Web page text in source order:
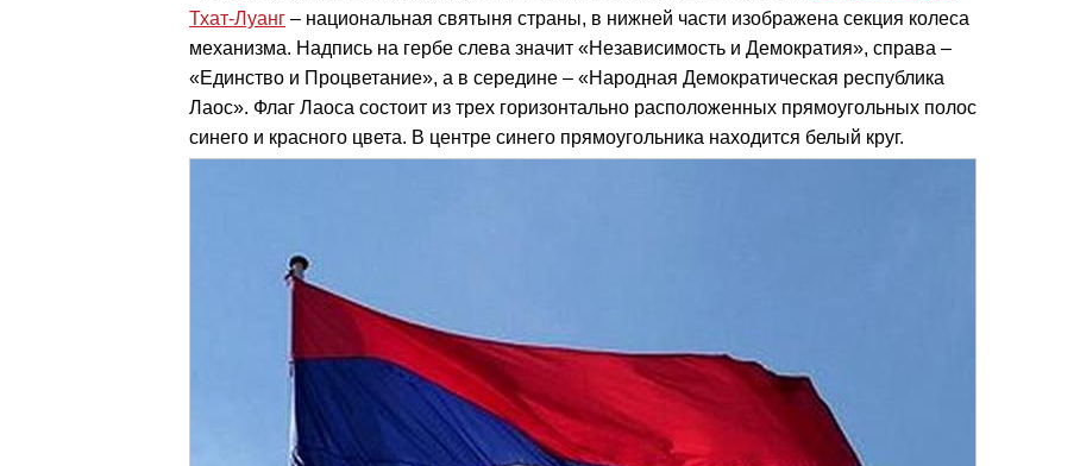
Тхат-Луанг – национальная святыня страны, в нижней части изображена секция колеса
механизма. Надпись на гербе слева значит «Независимость и Демократия», справа –
«Единство и Процветание», а в середине – «Народная Демократическая республика
Лаос». Флаг Лаоса состоит из трех горизонтально расположенных прямоугольных полос
синего и красного цвета. В центре синего прямоугольника находится белый круг.